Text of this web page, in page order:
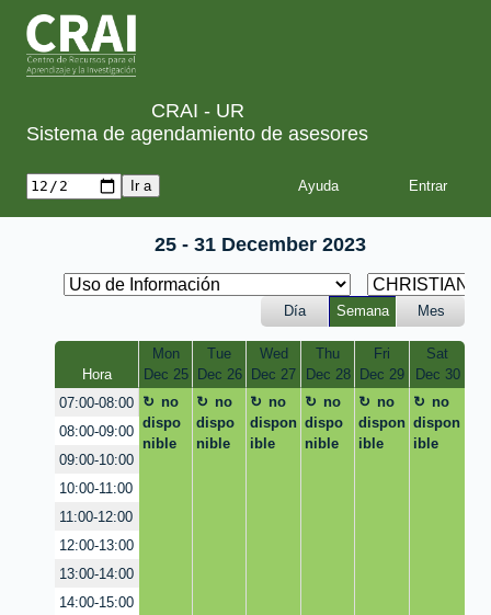
CRAI - UR
Sistema de agendamiento de asesores
Ayuda
25 - 31 December 2023
Día Semana Mes
Hora
Mon
Dec 25
Tue
Dec 26
Wed
Dec 27
Thu
Dec 28
Fri
Dec 29
Sat
Dec 30
07:00-08:00
no
dispo
nible
no
dispo
nible
no
dispon
ible
no
dispo
nible
no
dispon
ible
no
dispon
ible
08:00-09:00
09:00-10:00
10:00-11:00
11:00-12:00
12:00-13:00
13:00-14:00
14:00-15:00